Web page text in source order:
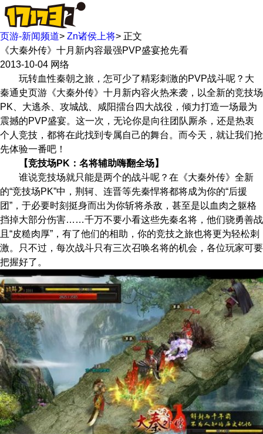
页游-新闻频道> Zn诸侯上将> 正文
《大秦外传》十月新内容最强PVP盛宴抢先看
2013-10-04 网络
玩转血性秦朝之旅，怎可少了精彩刺激的PVP战斗呢？大
秦通史页游《大秦外传》十月新内容火热来袭，以全新的竞技场
PK、大逃杀、攻城战、咸阳擂台四大战役，倾力打造一场最为
震撼的PVP盛宴。这一次，无论你是向往团队厮杀，还是热衷
个人竞技，都将在此找到专属自己的舞台。而今天，就让我们抢
先体验一番吧！
【竞技场PK：名将辅助嗨翻全场】
谁说竞技场就只能是两个的战斗呢？在《大秦外传》全新
的“竞技场PK”中，荆轲、连晋等先秦悍将都将成为你的“后援
团”，于必要时刻挺身而出为你斩将杀敌，甚至是以血肉之躯格
挡掉大部分伤害……千万不要小看这些先秦名将，他们骁勇善战
且“皮糙肉厚”，有了他们的相助，你的竞技之旅也将更为轻松刺
激。只不过，每次战斗只有三次召唤名将的机会，各位玩家可要
把握好了。